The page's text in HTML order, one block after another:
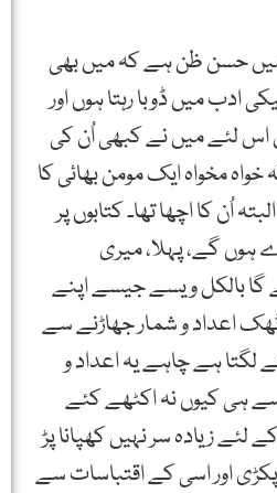
حسن ظن ہے کہ میں بھی
ادب میں ڈوبا رہتا ہوں اور
اس لئے میں نے کبھی اُن کی
مخواہ ایک مومن بھائی کا
اُن کا اچھا تھا۔ کتابوں پر
ہوں گے، پہلا، میری
بالکل ویسے جیسے اپنے
اعداد و شمار جھاڑنے سے
لگتا ہے چاہے یہ اعداد و
ہی کیوں نہ اکٹھے کئے
لئے زیادہ سر نہیں کھپانا پڑ
اور اسی کے اقتباسات سے